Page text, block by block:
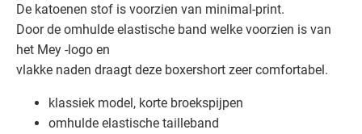
De katoenen stof is voorzien van minimal-print.
Door de omhulde elastische band welke voorzien is van
het Mey -logo en
vlakke naden draagt deze boxershort zeer comfortabel.
klassiek model, korte broekspijpen
omhulde elastische tailleband